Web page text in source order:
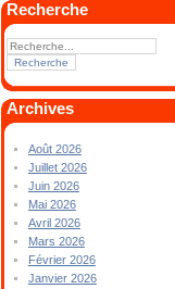
Recherche
Archives
Août 2026
Juillet 2026
Juin 2026
Mai 2026
Avril 2026
Mars 2026
Février 2026
Janvier 2026